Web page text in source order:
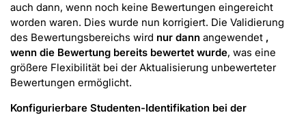
auch dann, wenn noch keine Bewertungen eingereicht
worden waren. Dies wurde nun korrigiert. Die Validierung
des Bewertungsbereichs wird nur dann angewendet ,
wenn die Bewertung bereits bewertet wurde, was eine
größere Flexibilität bei der Aktualisierung unbewerteter
Bewertungen ermöglicht.
Konfigurierbare Studenten-Identifikation bei der